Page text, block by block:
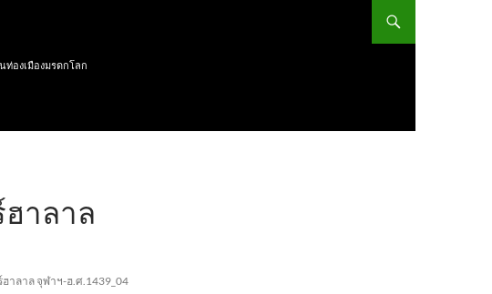
นท่องเมืองมรดกโลก
าลาล
าลาล จุฬาฯ-ฮ.ศ.1439_04